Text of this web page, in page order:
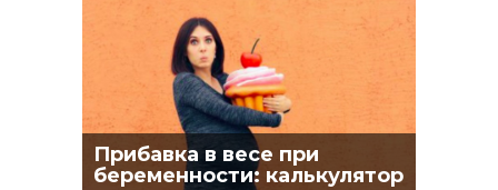
Прибавка в весе при
беременности: калькулятор